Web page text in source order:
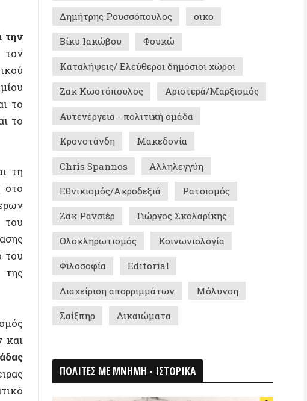
Μακεδονία
Chris Spannos Αλληλεγγύη
Εθνικισμός/Ακροδεξιά Ρατσισμός
Ολοκληρωτισμός Κοινωνιολογία
Φιλοσοφία Editorial
Διαχείριση απορριμμάτων Μόλυνση
Σαίξπηρ Δικαιώματα
ΠΟΛΙΤΕΣ ΜΕ ΜΝΗΜΗ - ΙΣΤΟΡΙΚΑ
0
14 ΑΠΡΙΛΊΟΥ 2026
Η Αυτόνομη Αποικία «Κουζμπάς» της IWW στη